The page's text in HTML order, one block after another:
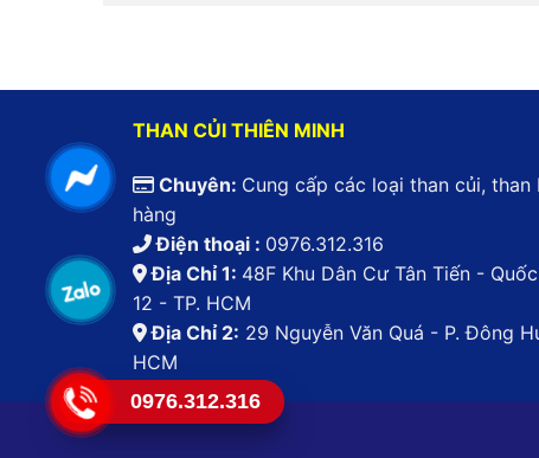
THAN CỦI THIÊN MINH
Chuyên: Cung cấp các loại than củi, than
hàng
Điện thoại : 0976.312.316
Địa Chỉ 1: 48F Khu Dân Cư Tân Tiến -
12 - TP. HCM
Địa Chỉ 2: 29 Nguyễn Văn Quá - P. Đông
HCM
0976.312.316